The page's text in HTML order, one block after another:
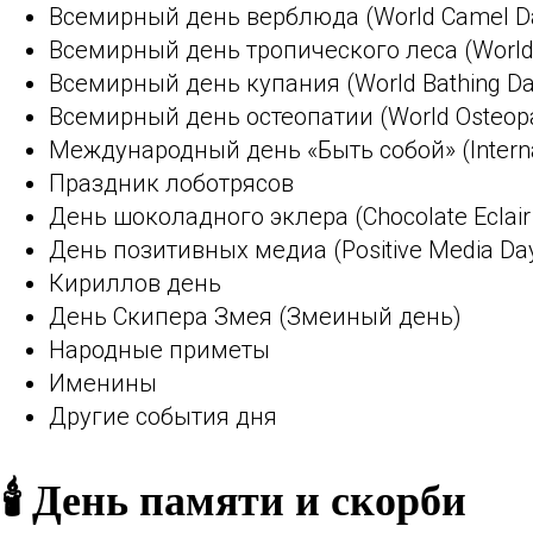
Всемирный день верблюда (World Camel
Всемирный день тропического леса
Всемирный день купания (World Bathing
Всемирный день остеопатии (World
Международный день «Быть собой»
Праздник лоботрясов
День шоколадного эклера (Chocolate Eclair
День позитивных медиа (Positive Media
Кириллов день
День Скипера Змея (Змеиный день)
Народные приметы
Именины
Другие события дня
🕯️ День памяти и скорби